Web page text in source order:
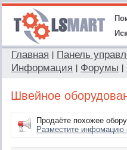
Главная Панель
Информация
Форумы
Швейное
Продаёте похожее
Разместите инфомацию